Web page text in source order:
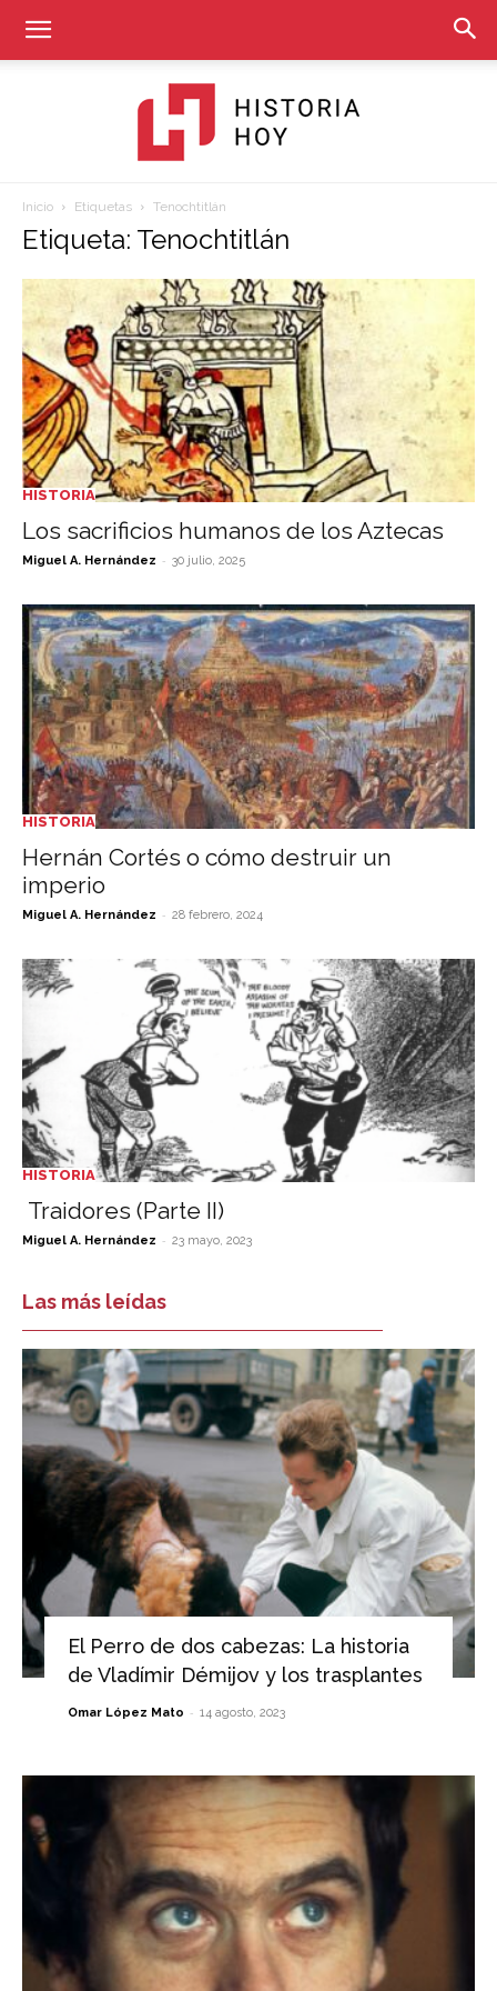
Hoy
Inicio Etiquetas Tenochtitlán
Etiqueta: Tenochtitlán
HISTORIA
Los sacrificios humanos de los Aztecas
Miguel A. Hernández - 30 julio, 2025
HISTORIA
Hernán Cortés o cómo destruir un
imperio
Miguel A. Hernández - 28 febrero, 2024
HISTORIA
Traidores (Parte II)
Miguel A. Hernández - 23 mayo, 2023
Las más leídas
El Perro de dos cabezas: La historia
de Vladímir Démijov y los trasplantes
Omar López Mato - 14 agosto, 2023